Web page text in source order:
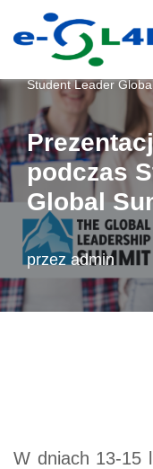
Przejdź
do
treści
e-SL4EU»Aktualności
Student Leader
podczas
Global
przezadmin
W dniach 13-15